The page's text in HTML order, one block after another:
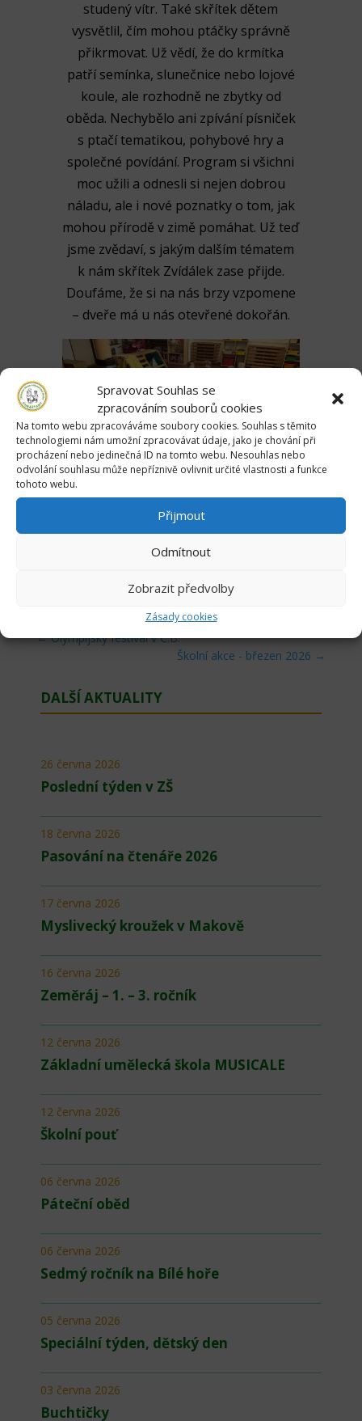
Spravovat Souhlas se
zpracováním souborů cookies
Na tomto webu zpracováváme soubory cookies. Souhlas s těmito
technologiemi nám umožní zpracovávat údaje, jako je chování při
procházení nebo jedinečná ID na tomto webu. Nesouhlas nebo
odvolání souhlasu může nepříznivě ovlivnit určité vlastnosti a funkce
tohoto webu.
Přijmout
Odmítnout
Zobrazit předvolby
Zásady cookies
studený vítr. Také skřítek dětem
vysvětlil, čím mohou ptáčky správně
přikrmovat. Už vědí, že do krmítka
patří semínka, slunečnice nebo lojové
koule, ale rozhodně ne zbytky od
oběda. Nechybělo ani zpívání písniček
s ptačí tematikou, pohybové hry a
společné povídání. Program si všichni
moc užili a odnesli si nejen dobrou
náladu, ale i nové poznatky o tom, jak
mohou přírodě v zimě pomáhat. Už teď
jsme zvědaví, s jakým dalším tématem
k nám skřítek Zvídálek zase přijde.
Doufáme, že si na nás brzy vzpomene
– dveře má u nás otevřené dokořán.
MŠ – Zvídálek a ptáčci | Zonerama.com
←Olympijský festival v Č.B.
Školní akce - březen 2026 →
DALŠÍ AKTUALITY
Poslední týden v ZŠ
26 června 2026
Pasování na čtenáře 2026
18 června 2026
Myslivecký kroužek v Makově
17 června 2026
Zeměráj – 1. – 3. ročník
16 června 2026
Základní umělecká škola MUSICALE
12 června 2026
Školní pouť
12 června 2026
Páteční oběd
06 června 2026
Sedmý ročník na Bílé hoře
06 června 2026
Speciální týden, dětský den
05 června 2026
Buchtičky
03 června 2026